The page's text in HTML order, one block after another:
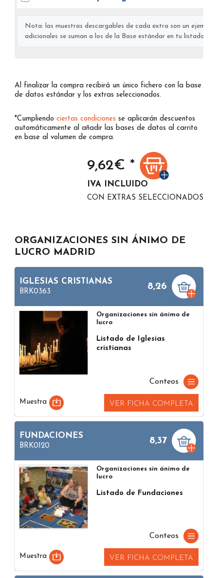
Nota: las muestras descargables de cada extra son un
adicionales se suman a los de la Base estándar en tu listado
Al finalizar la compra recibirá un único fichero con la base
de datos estándar y los extras seleccionados.
*Cumpliendo ciertas condiciones se aplicarán descuentos
automáticamente al añadir las bases de datos al carrito
en base al volumen de compra.
9,62€ *
IVA INCLUIDO
CON EXTRAS SELECCIONADOS
ORGANIZACIONES SIN ÁNIMO DE
LUCRO MADRID
IGLESIAS CRISTIANAS
BRK0363
8,26
Organizaciones sin ánimo de
lucro
Listado de Iglesias
cristianas
Conteos
Muestra VER FICHA COMPLETA
FUNDACIONES
BRK0120
8,37
Organizaciones sin ánimo de
lucro
Listado de Fundaciones
Conteos
Muestra VER FICHA COMPLETA